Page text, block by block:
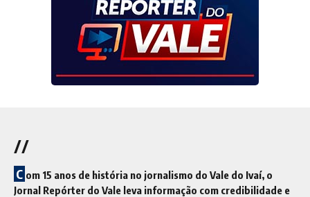
//
C om 15 anos de história no jornalismo do Vale do Ivaí, o
Jornal Repórter do Vale leva informação com credibilidade e